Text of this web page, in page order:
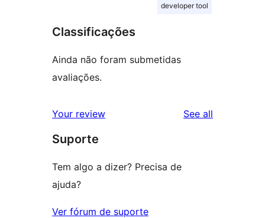
developer tool
Classificações
Ainda não foram submetidas
avaliações.
Your review See all
Suporte
Tem algo a dizer? Precisa de
ajuda?
Ver fórum de suporte